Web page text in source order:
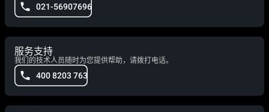
021-56907696
服务支持
我们的技术人员随时为您提供帮助，请拨打电话。
400 8203 763